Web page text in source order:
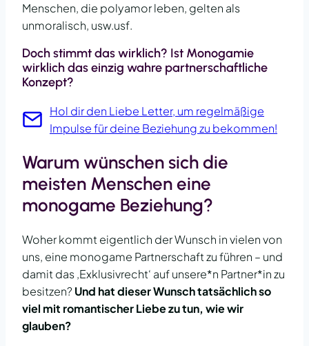
Menschen, die polyamor leben, gelten als
unmoralisch, usw.usf.
Doch stimmt das wirklich? Ist Monogamie
wirklich das einzig wahre partnerschaftliche
Konzept?
Hol dir den Liebe Letter, um regelmäßige
Impulse für deine Beziehung zu bekommen!
Warum wünschen sich die
meisten Menschen eine
monogame Beziehung?
Woher kommt eigentlich der Wunsch in vielen von
uns, eine monogame Partnerschaft zu führen – und
damit das ‚Exklusivrecht‘ auf unsere*n Partner*in zu
besitzen? Und hat dieser Wunsch tatsächlich so
viel mit romantischer Liebe zu tun, wie wir
glauben?